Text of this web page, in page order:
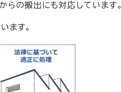
らの搬出にも対応しています。
ます。